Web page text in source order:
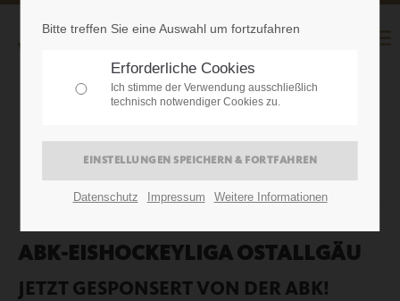
ABK-EISHOCKEYLIGA OSTALLGÄU
JETZT GESPONSERT VON DER ABK!
Bitte treffen Sie eine Auswahl um fortzufahren
Erforderliche Cookies
Ich stimme der Verwendung ausschließlich
technisch notwendiger Cookies zu.
Datenschutz Impressum Weitere Informationen